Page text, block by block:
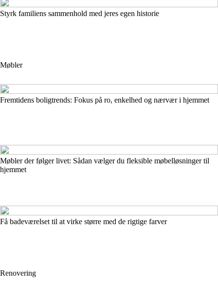
Styrk familiens sammenhold med jeres egen historie
Møbler
Fremtidens boligtrends: Fokus på ro, enkelhed og nærvær i hjemmet
Møbler der følger livet: Sådan vælger du fleksible møbelløsninger til
hjemmet
Få badeværelset til at virke større med de rigtige farver
Renovering